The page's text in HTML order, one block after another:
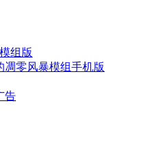
组版
凋零风暴模组手机版
告